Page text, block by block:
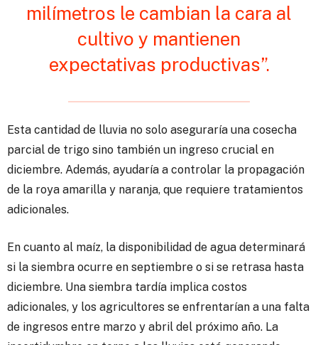
milímetros le cambian la cara al
cultivo y mantienen
expectativas productivas”.
Esta cantidad de lluvia no solo aseguraría una cosecha
parcial de trigo sino también un ingreso crucial en
diciembre. Además, ayudaría a controlar la propagación
de la roya amarilla y naranja, que requiere tratamientos
adicionales.
En cuanto al maíz, la disponibilidad de agua determinará
si la siembra ocurre en septiembre o si se retrasa hasta
diciembre. Una siembra tardía implica costos
adicionales, y los agricultores se enfrentarían a una falta
de ingresos entre marzo y abril del próximo año. La